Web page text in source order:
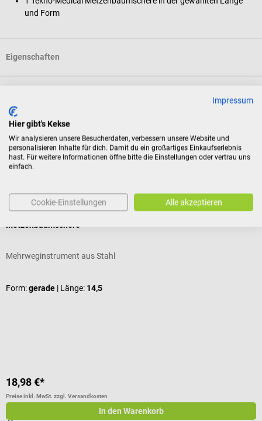
und Form
Eigenschaften
Bewertungen
Tekno-Medical
Metzenbaumschere
Mehrweginstrument aus Stahl
Form:gerade | Länge: 14,5
18,98 €*
Preise inkl. MwSt. zzgl. Versandkosten
In den Warenkorb
Impressum
Hier gibt's Kekse
Wir analysieren unsere Besucherdaten, verbessern unsere Website und
personalisieren Inhalte für dich. Damit du ein großartiges Einkaufserlebnis
hast. Für weitere Informationen öffne bitte die Einstellungen oder vertrau uns
einfach.
Cookie-Einstellungen Alle akzeptieren